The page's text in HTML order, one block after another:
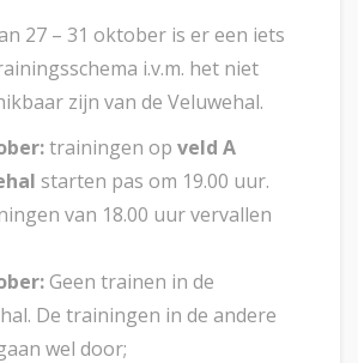
27 – 31 oktober is er een iets
i.v.m. het niet
zijn van de Veluwehal.
trainingen op veld A
starten pas om 19.00 uur.
van 18.00 uur vervallen
Geen trainen in de
De trainingen in de andere
wel door;